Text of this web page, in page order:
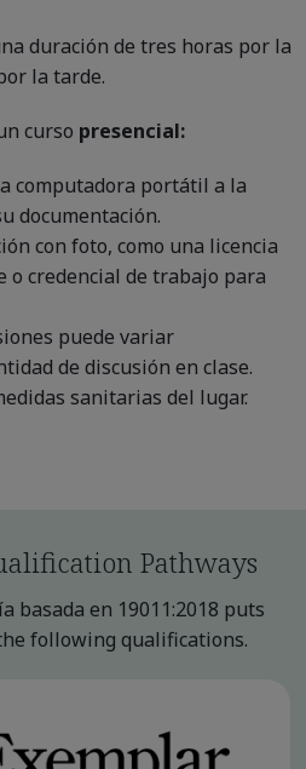
duración de tres horas por la
la tarde.
curso presencial:
computadora portátil a la
documentación.
con foto, como una licencia
o credencial de trabajo para
puede variar
de discusión en clase.
sanitarias del lugar.
Pathways
basada en 19011:2018 puts
following qualifications.